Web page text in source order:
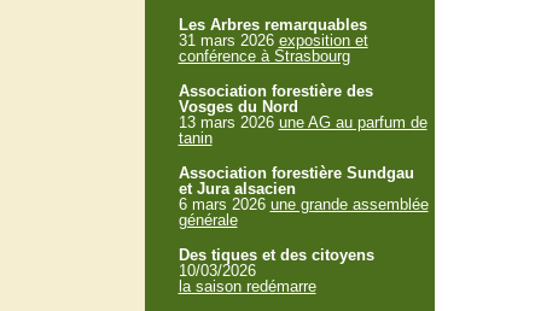
Les Arbres remarquables
31 mars 2026 exposition et
conférence à Strasbourg
Association forestière des
Vosges du Nord
13 mars 2026 une AG au parfum de
tanin
Association forestière Sundgau
et Jura alsacien
6 mars 2026 une grande assemblée
générale
Des tiques et des citoyens
10/03/2026
la saison redémarre